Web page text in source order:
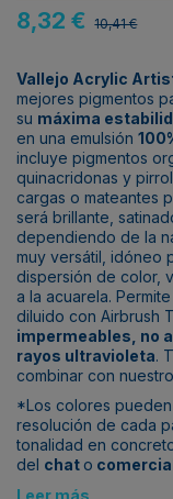
8,32 € 10,41 €
Vallejo Acrylic
mejores pigmentos
su máxima
en una emulsión
incluye pigmentos
quinacridonas y
cargas o mateantes
será brillante,
dependiendo de la
muy versátil, idóneo
dispersión de color,
a la acuarela.
diluido con Airbrush
impermeables, no
rayos ultravioleta.
combinar con
*Los colores
resolución de cada
tonalidad en
del chat o
Leer más